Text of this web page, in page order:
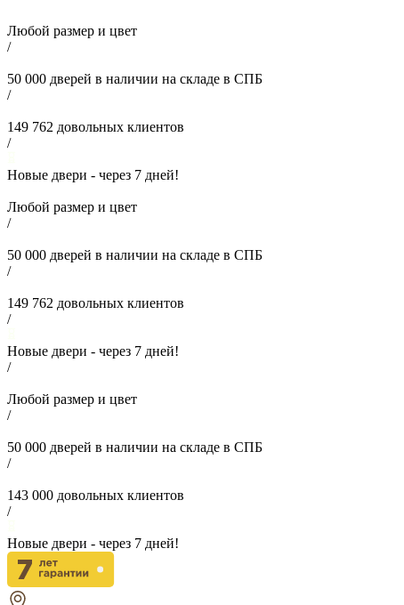
Любой размер и цвет
/
50 000 дверей в наличии на складе в СПБ
/
149 762 довольных клиентов
/
Новые двери - через 7 дней!
Любой размер и цвет
/
50 000 дверей в наличии на складе в СПБ
/
149 762 довольных клиентов
/
Новые двери - через 7 дней!
/
Любой размер и цвет
/
50 000 дверей в наличии на складе в СПБ
/
143 000 довольных клиентов
/
Новые двери - через 7 дней!